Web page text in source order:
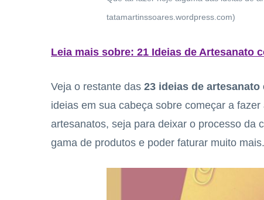
tatamartinssoares.wordpress.com)
Leia mais sobre: 21 Ideias de Artesanato
Veja o restante das 23 ideias de
ideias em sua cabeça sobre começar a
artesanatos, seja para deixar o processo da
gama de produtos e poder faturar muito mais.